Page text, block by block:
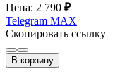
Цена: 2 790 ₽
Telegram MAX
Скопировать ссылку
В корзину